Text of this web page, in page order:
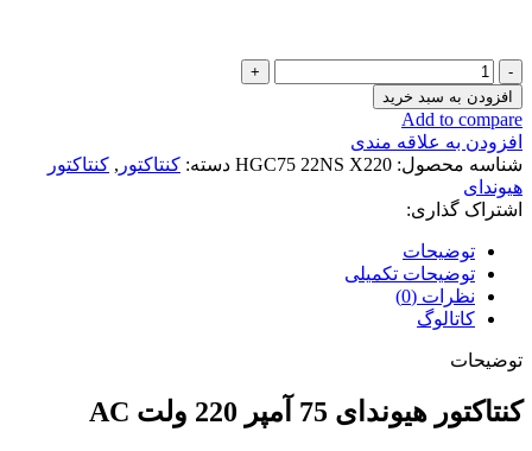
کنتاکتور
هیوندای
75
آمپر
220
ولت
AC
عدد
افزودن به سبد خرید
Add to compare
افزودن به علاقه مندی
شناسه محصول: HGC75 22NS X220 دسته: کنتاکتور , کنتاکتور
هیوندای
اشتراک گذاری:
توضیحات
توضیحات تکمیلی
نظرات (0)
کاتالوگ
توضیحات
کنتاکتور هیوندای 75 آمپر 220 ولت AC